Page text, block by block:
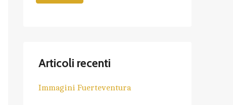
Articoli recenti
Immagini Fuerteventura